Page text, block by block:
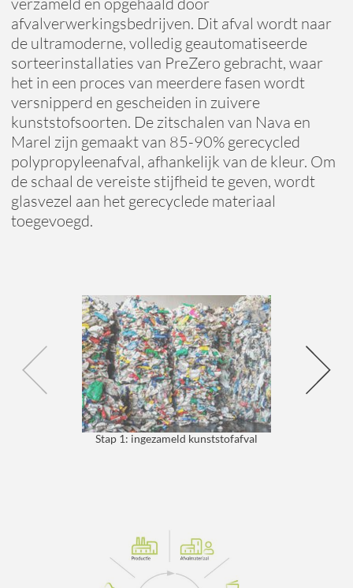
afvalverwerkingsbedrijven. Dit afval wordt naar
de ultramoderne, volledig geautomatiseerde
sorteerinstallaties van PreZero gebracht, waar
het in een proces van meerdere fasen wordt
versnipperd en gescheiden in zuivere
kunststofsoorten. De zitschalen van Nava en
Marel zijn gemaakt van 85-90% gerecycled
polypropyleenafval, afhankelijk van de kleur. Om
de schaal de vereiste stijfheid te geven, wordt
glasvezel aan het gerecyclede materiaal
toegevoegd.
Stap 1: ingezameld kunststofafval